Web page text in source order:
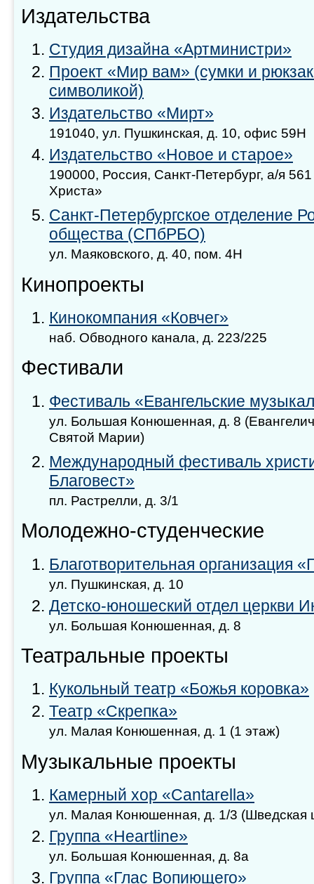
Издательства
Студия дизайна «Артминистри»
Проект «Мир вам» (сумки и
символикой)
Издательство «Мирт»
191040, ул. Пушкинская, д. 10, офис 59Н
Издательство «Новое и старое»
190000, Россия, Санкт-Петербург, а/я
Христа»
Санкт-Петербургское отделение
общества (СПбРБО)
ул. Маяковского, д. 40, пом. 4Н
Кинопроекты
Кинокомпания «Ковчег»
наб. Обводного канала, д. 223/225
Фестивали
Фестиваль «Евангельские
ул. Большая Конюшенная, д. 8
Святой Марии)
Международный фестиваль
Благовест»
пл. Растрелли, д. 3/1
Молодежно-студенческие
Благотворительная организация
ул. Пушкинская, д. 10
Детско-юношеский отдел церкви
ул. Большая Конюшенная, д. 8
Театральные проекты
Кукольный театр «Божья коровка»
Театр «Скрепка»
ул. Малая Конюшенная, д. 1 (1 этаж)
Музыкальные проекты
Камерный хор «Cantarella»
ул. Малая Конюшенная, д. 1/3 (Шведская
Группа «Heartline»
ул. Большая Конюшенная, д. 8а
Группа «Глас Вопиющего»